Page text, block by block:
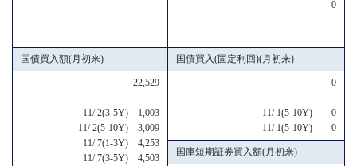
0
国債買入額(月初来) 国債買入(固定利回)(月初来)
22,529
11/ 2(3-5Y) 1,003
11/ 2(5-10Y) 3,009
11/ 7(1-3Y) 4,253
11/ 7(3-5Y) 4,503
0
11/ 1(5-10Y) 0
11/ 1(5-10Y) 0
国庫短期証券買入額(月初来)